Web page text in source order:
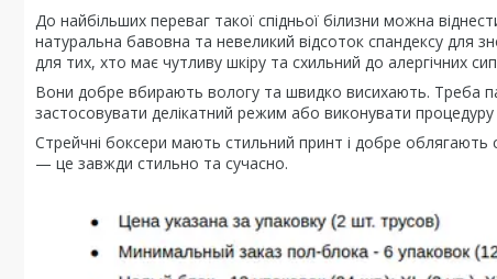
До найбільших переваг такої спідньої білизни можна
натуральна бавовна та невеликий відсоток спандексу для
для тих, хто має чутливу шкіру та схильний до алергічних
Вони добре вбирають вологу та швидко висихають. Треба
застосовувати делікатний режим або виконувати процедуру
Стрейчні боксери мають стильний принт і добре
— це завжди стильно та сучасно.